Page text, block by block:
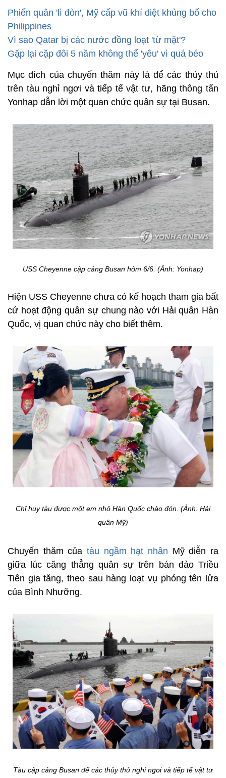
Phiến quân 'lì đòn', Mỹ cấp vũ khí diệt khủng bố cho
Philippines
Vì sao Qatar bị các nước đồng loạt 'từ mặt'?
Gặp lại cặp đôi 5 năm không thể 'yêu' vì quá béo
Mục đích của chuyến thăm này là để các thủy thủ
trên tàu nghỉ ngơi và tiếp tế vật tư, hãng thông tấn
Yonhap dẫn lời một quan chức quân sự tại Busan.
USS Cheyenne cập cảng Busan hôm 6/6. (Ảnh: Yonhap)
Hiện USS Cheyenne chưa có kế hoạch tham gia bất
cứ hoạt động quân sự chung nào với Hải quân Hàn
Quốc, vị quan chức này cho biết thêm.
Chỉ huy tàu được một em nhỏ Hàn Quốc chào đón. (Ảnh: Hải
quân Mỹ)
Chuyến thăm của tàu ngầm hạt nhân Mỹ diễn ra
giữa lúc căng thẳng quân sự trên bán đảo Triều
Tiên gia tăng, theo sau hàng loạt vụ phóng tên lửa
của Bình Nhưỡng.
Tàu cập cảng Busan để các thủy thủ nghỉ ngơi và tiếp tế vật tư